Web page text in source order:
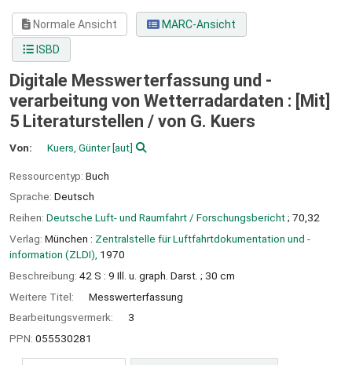
Normale Ansicht
MARC-Ansicht
ISBD
Digitale Messwerterfassung und -
verarbeitung von Wetterradardaten : [Mit]
5 Literaturstellen / von G. Kuers
Von: Kuers, Günter[aut]
Ressourcentyp: Buch
Sprache: Deutsch
Reihen: Deutsche Luft- und Raumfahrt / Forschungsbericht; 70,32
Verlag: München : Zentralstelle für Luftfahrtdokumentation und -
information (ZLDI), 1970
Beschreibung: 42 S : 9 Ill. u. graph. Darst. ; 30 cm
Weitere Titel:
Messwerterfassung
Bearbeitungsvermerk:
3
PPN: 055530281